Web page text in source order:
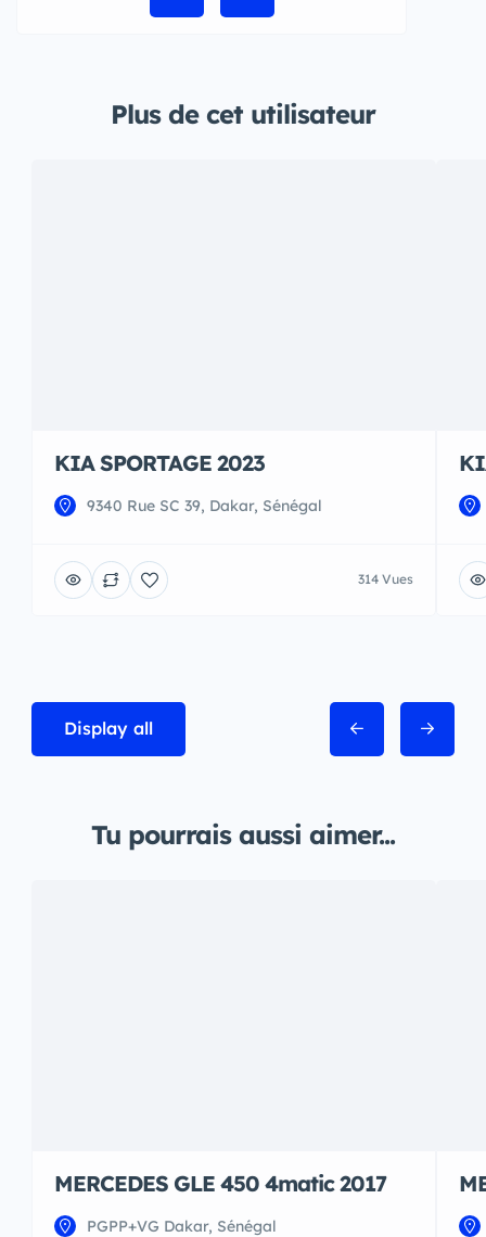
Plus de cet utilisateur
KIA SPORTAGE 2023
9340 Rue SC 39, Dakar, Sénégal
314 Vues
Display all
Tu pourrais aussi aimer...
MERCEDES GLE 450 4matic 2017
PGPP+VG Dakar, Sénégal